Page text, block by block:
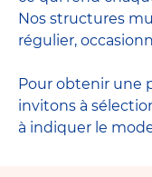
Nos structures
régulier,
Pour obtenir une
invitons à
à indiquer le